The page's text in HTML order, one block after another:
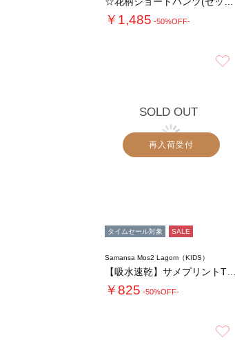
￥1,485 -50%OFF-
SOLD OUT
再入荷受付
タイムセール対象 SALE
Samansa Mos2 Lagom（KIDS）
￥825 -50%OFF-